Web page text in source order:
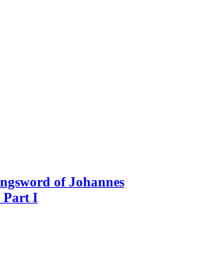
of Johannes
Part I